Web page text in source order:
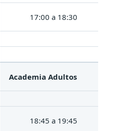
17:00 a 18:30
Academia Adultos
18:45 a 19:45